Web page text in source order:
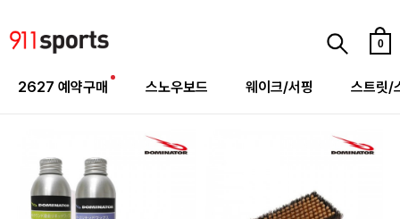
0
2627 예약구매 스노우보드 웨이크/서핑 스트릿/